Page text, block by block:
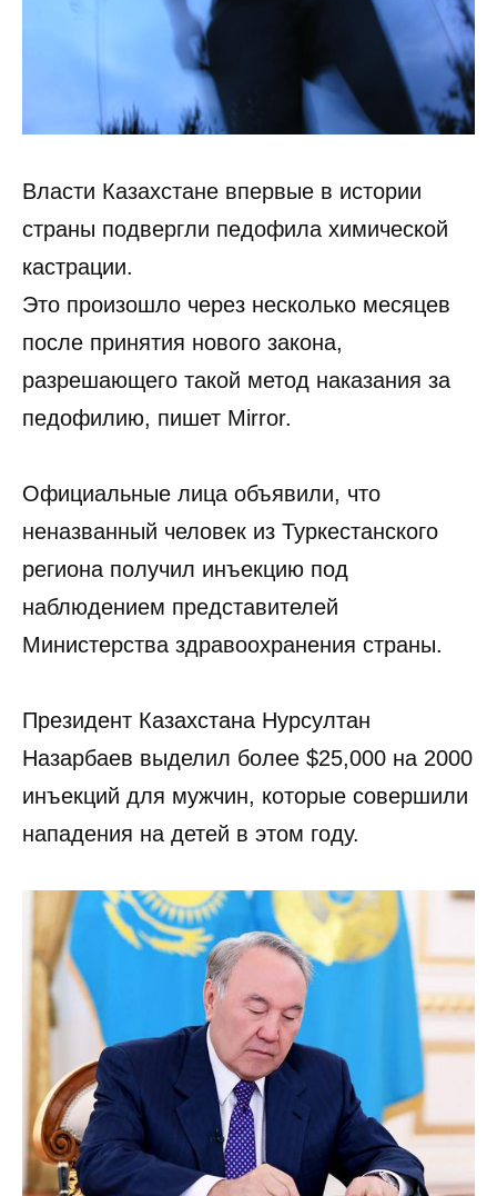
Власти Казахстане впервые в истории
страны подвергли педофила химической
кастрации.
Это произошло через несколько месяцев
после принятия нового закона,
разрешающего такой метод наказания за
педофилию, пишет Mirror.
Официальные лица объявили, что
неназванный человек из Туркестанского
региона получил инъекцию под
наблюдением представителей
Министерства здравоохранения страны.
Президент Казахстана Нурсултан
Назарбаев выделил более $25,000 на 2000
инъекций для мужчин, которые совершили
нападения на детей в этом году.